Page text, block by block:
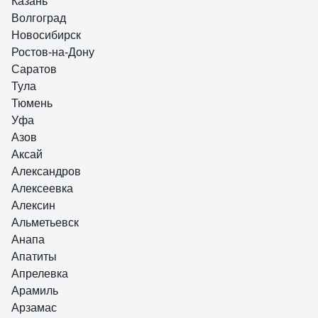
зашил куском линолеума, лучше выбрасывает снег, меньше в лицо
летит.
Волгоград
Новосибирск
Ростов-на-Дону
Саратов
Тула
Тюмень
Уфа
Азов
Аксай
Александров
Алексеевка
Алексин
Альметьевск
Анапа
Апатиты
Апрелевка
Арамиль
Арзамас